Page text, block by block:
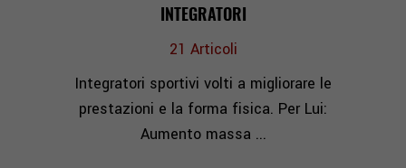
INTEGRATORI
21 Articoli
Integratori sportivi volti a migliorare le
prestazioni e la forma fisica. Per Lui:
Aumento massa ...